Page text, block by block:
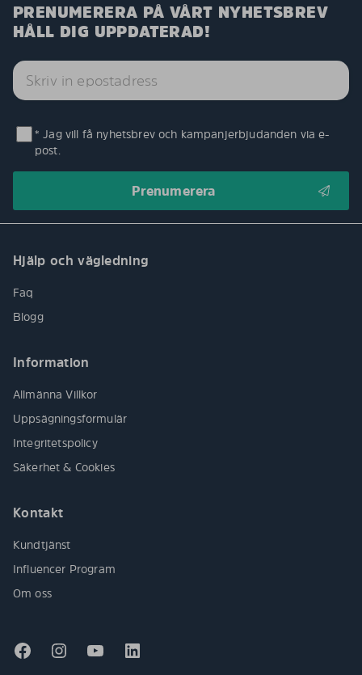
PRENUMERERA PÅ VÅRT NYHETSBREV
HÅLL DIG UPPDATERAD!
* Jag vill få nyhetsbrev och kampanjerbjudanden via e-
post.
Hjälp och vägledning
Faq
Blogg
Information
Allmänna Villkor
Uppsägningsformulär
Integritetspolicy
Säkerhet & Cookies
Kontakt
Kundtjänst
Influencer Program
Om oss